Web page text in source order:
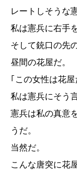
レートしそうな
私は憲兵に右手
そして銃口の先
昼間の花屋だ。
｢この女性は花屋
私は憲兵にそう
憲兵は私の真意
うだ。
当然だ。
こんな唐突に花